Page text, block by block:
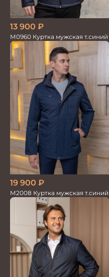
13 900 ₽
М0960 Куртка мужская т.синий
19 900 ₽
М2008 Куртка мужская т.синий